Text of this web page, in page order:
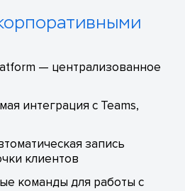
— централизованное
интеграция с Teams,
запись
клиентов
команды для работы с